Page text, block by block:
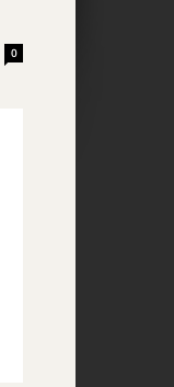
0